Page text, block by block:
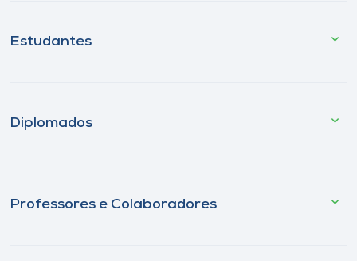
Estudantes
Diplomados
Professores e Colaboradores